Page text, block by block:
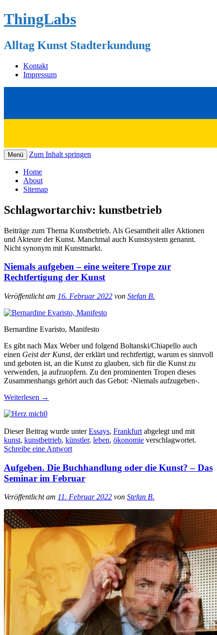
ThingLabs
Alltag Kunst Stadterkundung
Kontakt
Impressum
Menü Zum Inhalt springen
Home
About
Sitemap
Schlagwortarchiv: kunstbetrieb
Beiträge zum Thema Kunstbetrieb. Als Gesamtheit aller Aktionen
und Akteure der Kunst. Manchmal auch Kunstsystem genannt.
Nicht synonym mit Kunstmarkt.
Niemals aufgeben – eine weitere Trope zur
Rechtfertigung der Kunst
Veröffentlicht am 16. Februar 2022 von Stefan B.
Bernardine Evaristo, Manifesto
Es gibt nach Max Weber und folgend Boltanski/Chiapello auch
einen Geist der Kunst, der erklärt und rechtfertigt, warum es sinnvoll
und geboten ist, an die Kunst zu glauben, sich für die Kunst zu
verwenden, ja aufzuopfern. Zu den prominenten Tropen dieses
Zusammenhangs gehört auch das Gebot: ›Niemals aufzugeben‹.
Weiterlesen →
0
Dieser Beitrag wurde unterEssays, Frankfurt abgelegt und mit
kunst, kunstbetrieb, künstler, leben, ökonomie verschlagwortet.
Schreibe eine Antwort
Aufgeben. Die Buchhandlung oder die Kunst? – Das
Seminar im Februar
Veröffentlicht am 11. Februar 2022 von Stefan B.